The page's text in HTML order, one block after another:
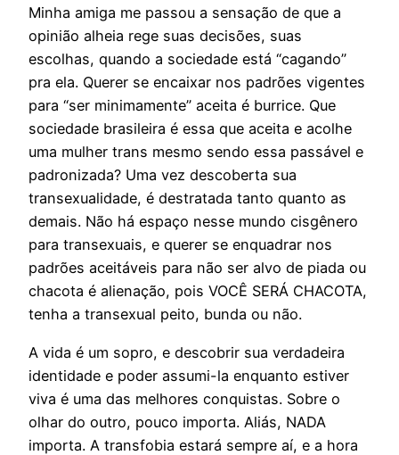
Minha amiga me passou a sensação de que a
opinião alheia rege suas decisões, suas
escolhas, quando a sociedade está “cagando”
pra ela. Querer se encaixar nos padrões vigentes
para “ser minimamente” aceita é burrice. Que
sociedade brasileira é essa que aceita e acolhe
uma mulher trans mesmo sendo essa passável e
padronizada? Uma vez descoberta sua
transexualidade, é destratada tanto quanto as
demais. Não há espaço nesse mundo cisgênero
para transexuais, e querer se enquadrar nos
padrões aceitáveis para não ser alvo de piada ou
chacota é alienação, pois VOCÊ SERÁ CHACOTA,
tenha a transexual peito, bunda ou não.
A vida é um sopro, e descobrir sua verdadeira
identidade e poder assumi-la enquanto estiver
viva é uma das melhores conquistas. Sobre o
olhar do outro, pouco importa. Aliás, NADA
importa. A transfobia estará sempre aí, e a hora